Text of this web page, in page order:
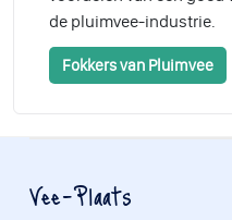
de pluimvee-industrie.
Fokkers van Pluimvee
Vee-Plaats